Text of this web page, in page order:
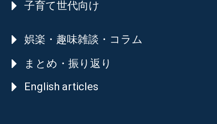
子育て世代向け
娯楽・趣味雑談・コラム
まとめ・振り返り
English articles